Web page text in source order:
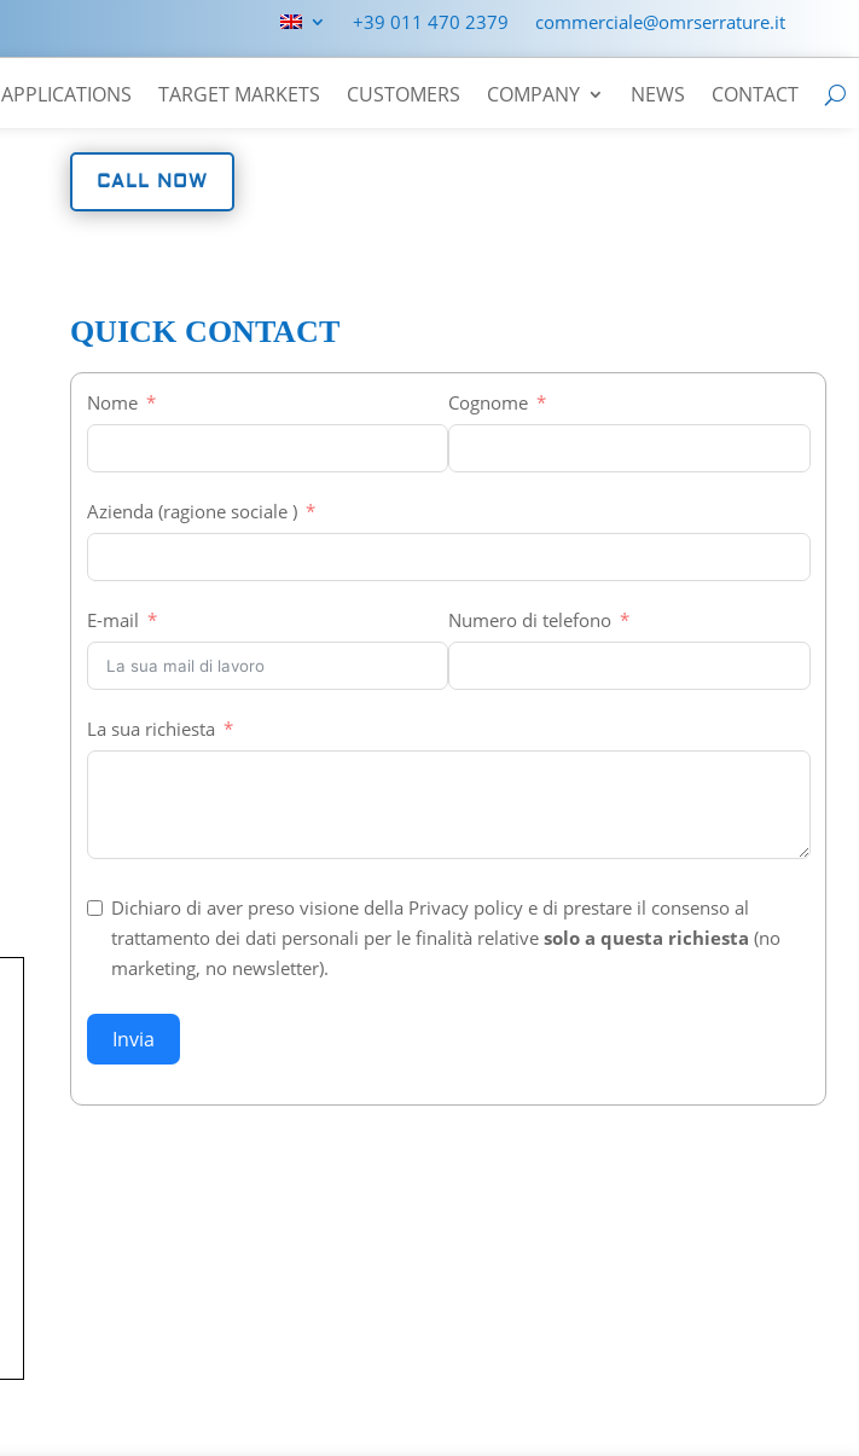
+39 011 470 2379 commerciale@omrserrature.it
APPLICATIONS TARGET MARKETS CUSTOMERS COMPANY NEWS CONTACT
CALL NOW
QUICK CONTACT
Nome Cognome
Azienda (ragione sociale )
E-mail Numero di telefono
La sua richiesta
Dichiaro di aver preso visione della Privacy policy e di prestare il consenso al
trattamento dei dati personali per le finalità relative solo a questa richiesta (no
marketing, no newsletter).
Invia